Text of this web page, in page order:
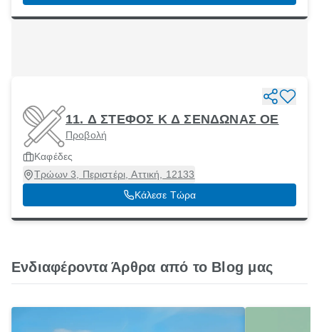
11. Δ ΣΤΕΦΟΣ Κ Δ ΣΕΝΔΩΝΑΣ ΟΕ
Προβολή
Καφέδες
Τρώων 3, Περιστέρι, Αττική, 12133
Κάλεσε Τώρα
Ενδιαφέροντα Άρθρα από το Blog μας